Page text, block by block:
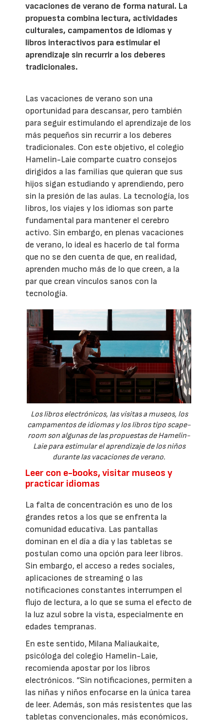
vacaciones de verano de forma natural. La
propuesta combina lectura, actividades
culturales, campamentos de idiomas y
libros interactivos para estimular el
aprendizaje sin recurrir a los deberes
tradicionales.
Las vacaciones de verano son una
oportunidad para descansar, pero también
para seguir estimulando el aprendizaje de los
más pequeños sin recurrir a los deberes
tradicionales. Con este objetivo, el colegio
Hamelin-Laie comparte cuatro consejos
dirigidos a las familias que quieran que sus
hijos sigan estudiando y aprendiendo, pero
sin la presión de las aulas. La tecnología, los
libros, los viajes y los idiomas son parte
fundamental para mantener el cerebro
activo. Sin embargo, en plenas vacaciones
de verano, lo ideal es hacerlo de tal forma
que no se den cuenta de que, en realidad,
aprenden mucho más de lo que creen, a la
par que crean vínculos sanos con la
tecnología.
Los libros electrónicos, las visitas a museos, los
campamentos de idiomas y los libros tipo scape-
room son algunas de las propuestas de Hamelin-
Laie para estimular el aprendizaje de los niños
durante las vacaciones de verano.
Leer con e-books, visitar museos y
practicar idiomas
La falta de concentración es uno de los
grandes retos a los que se enfrenta la
comunidad educativa. Las pantallas
dominan en el día a día y las tabletas se
postulan como una opción para leer libros.
Sin embargo, el acceso a redes sociales,
aplicaciones de streaming o las
notificaciones constantes interrumpen el
flujo de lectura, a lo que se suma el efecto de
la luz azul sobre la vista, especialmente en
edades tempranas.
En este sentido, Milana Maliaukaite,
psicóloga del colegio Hamelin-Laie,
recomienda apostar por los libros
electrónicos. “Sin notificaciones, permiten a
las niñas y niños enfocarse en la única tarea
de leer. Además, son más resistentes que las
tabletas convencionales, más económicos,